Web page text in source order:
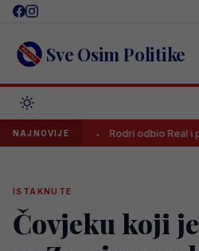
Skip
content Sve Osim Politike
NAJNOVIJERodri odbio Real i prihvatio
ISTAKNUTE
Čovjeku koji